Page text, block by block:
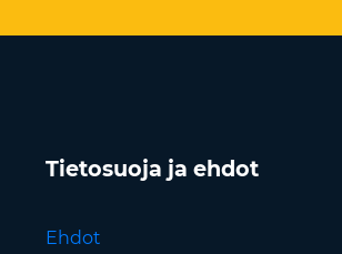
Tietosuoja ja ehdot
Ehdot